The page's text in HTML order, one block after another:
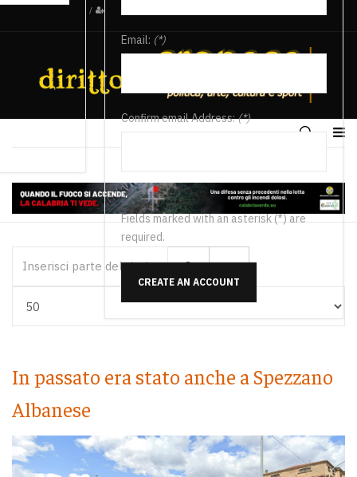
/
Email: (*)
Confirm email Address:(*)
Fields marked with an asterisk (*) are
required.
CREATE AN ACCOUNT
In passato era stato anche a Spezzano
Albanese